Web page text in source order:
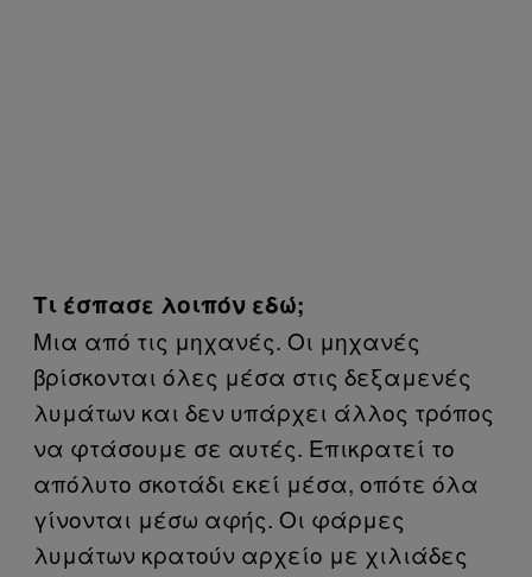
Τι έσπασε λοιπόν εδώ;
Μια από τις μηχανές. Οι μηχανές
βρίσκονται όλες μέσα στις δεξαμενές
λυμάτων και δεν υπάρχει άλλος τρόπος
να φτάσουμε σε αυτές. Επικρατεί το
απόλυτο σκοτάδι εκεί μέσα, οπότε όλα
γίνονται μέσω αφής. Οι φάρμες
λυμάτων κρατούν αρχείο με χιλιάδες